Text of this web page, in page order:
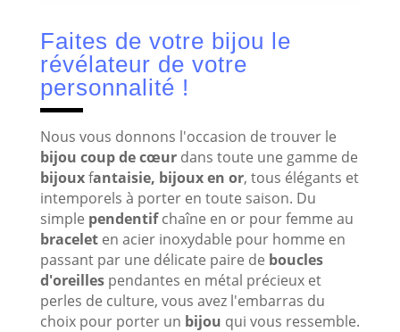
Faites de votre bijou le
révélateur de votre
personnalité !
Nous vous donnons l'occasion de trouver le
bijou coup de cœurdans toute une gamme de
bijouxfantaisie, bijoux en or, tous élégants et
intemporels à porter en toute saison. Du
simple pendentifchaîne en or pour femme au
braceleten acier inoxydable pour homme en
passant par une délicate paire de boucles
d'oreillespendantes en métal précieux et
perles de culture, vous avez l'embarras du
choix pour porter un bijou qui vous ressemble.